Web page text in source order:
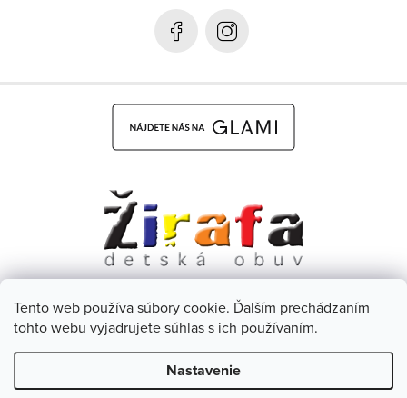
Tento web používa súbory cookie. Ďalším prechádzaním
tohto webu vyjadrujete súhlas s ich používaním.
Nastavenie
Dětská obuv Žirafa - CZ Facebook
Copyright 2026Žirafa Detská obuv. Všetky práva vyhradené.